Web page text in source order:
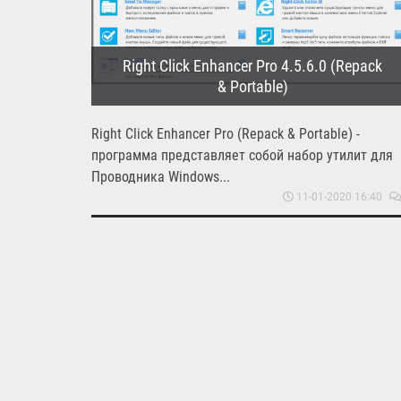
Right Click Enhancer Pro 4.5.6.0 (Repack
& Portable)
Right Click Enhancer Pro (Repack & Portable) -
программа представляет собой набор утилит для
Проводника Windows...
11-01-2020 16:40